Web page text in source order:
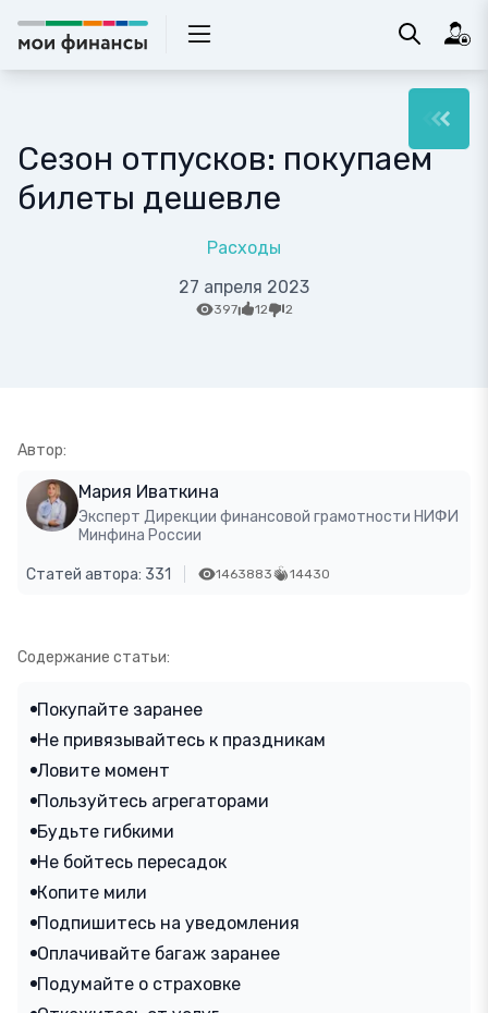
Сезон отпусков: покупаем
билеты дешевле
Расходы
27 апреля 2023
397 12 2
Автор:
Мария Иваткина
Эксперт Дирекции финансовой грамотности НИФИ
Минфина России
Статей автора: 331 1463883 14430
Содержание статьи:
Покупайте заранее
Не привязывайтесь к праздникам
Ловите момент
Пользуйтесь агрегаторами
Будьте гибкими
Не бойтесь пересадок
Копите мили
Подпишитесь на уведомления
Оплачивайте багаж заранее
Подумайте о страховке